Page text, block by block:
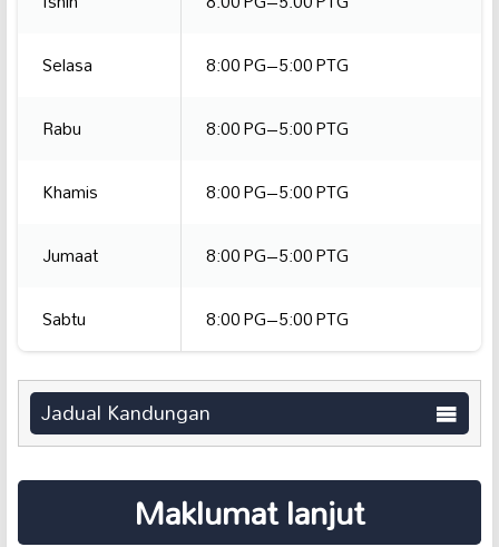
Selasa
8:00 PG–5:00 PTG
Rabu
8:00 PG–5:00 PTG
Khamis
8:00 PG–5:00 PTG
Jumaat
8:00 PG–5:00 PTG
Sabtu
8:00 PG–5:00 PTG
Jadual Kandungan
Maklumat lanjut